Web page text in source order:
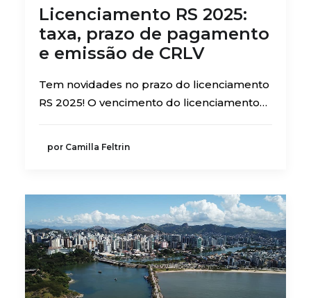
Licenciamento RS 2025:
taxa, prazo de pagamento
e emissão de CRLV
Tem novidades no prazo do licenciamento
RS 2025! O vencimento do licenciamento…
por Camilla Feltrin